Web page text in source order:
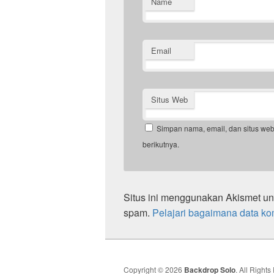
Email
Situs Web
Simpan nama, email, dan situs
berikutnya.
Situs ini menggunakan Akismet
spam. Pelajari bagaimana data
Copyright © 2026 Backdrop Solo. All Rights